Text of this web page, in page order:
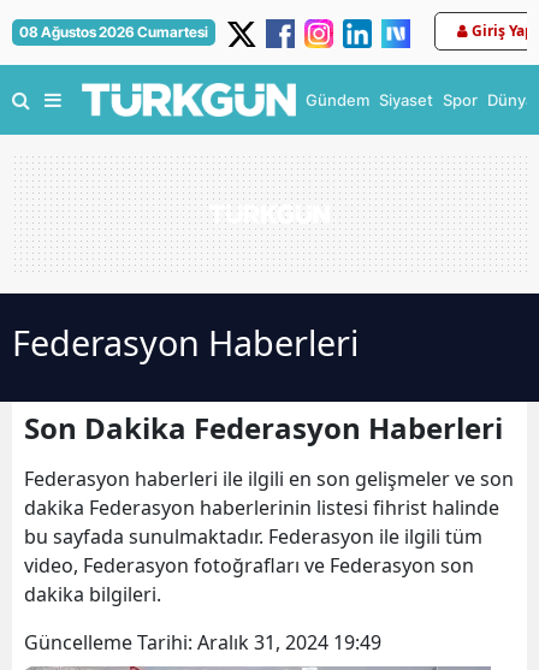
08 Ağustos 2026 Cumartesi Giriş Yap
Gündem Siyaset Spor Dünya
Federasyon Haberleri
Son Dakika Federasyon Haberleri
Federasyon haberleri ile ilgili en son gelişmeler ve son
dakika Federasyon haberlerinin listesi fihrist halinde
bu sayfada sunulmaktadır. Federasyon ile ilgili tüm
video, Federasyon fotoğrafları ve Federasyon son
dakika bilgileri.
Güncelleme Tarihi: Aralık 31, 2024 19:49